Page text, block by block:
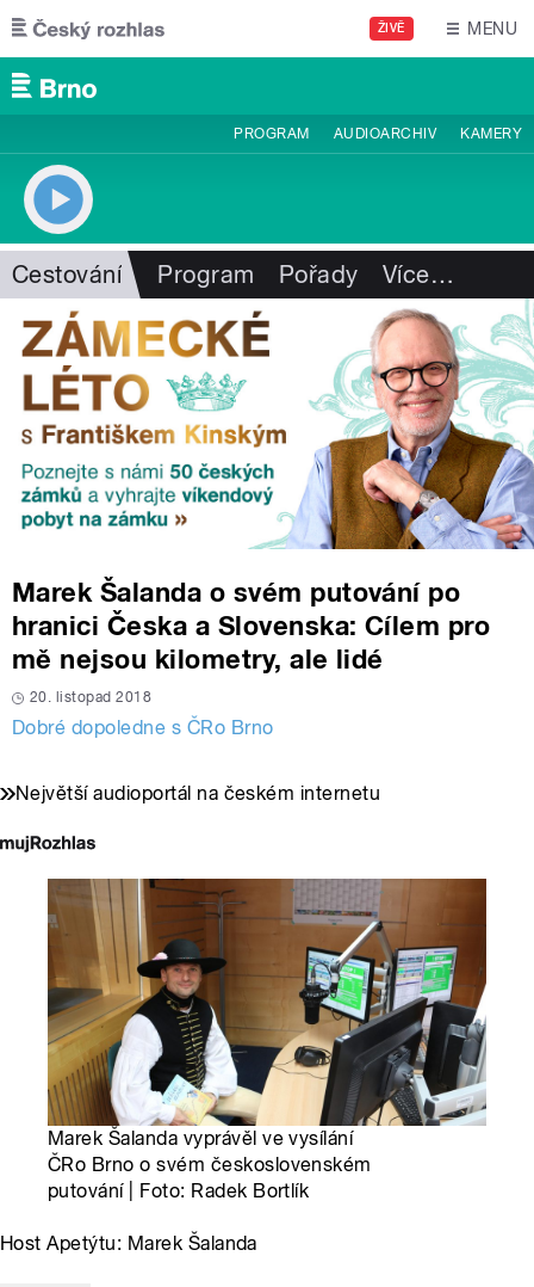
Přejít k hlavnímu obsahu
ŽIVĚ MENU
PROGRAM AUDIOARCHIV KAMERY
Cestování Program Pořady Více…
Marek Šalanda o svém putování po
hranici Česka a Slovenska: Cílem pro
mě nejsou kilometry, ale lidé
20. listopad 2018
Dobré dopoledne s ČRo Brno
Největší audioportál na českém internetu
Marek Šalanda vyprávěl ve vysílání
ČRo Brno o svém československém
putování | Foto: Radek Bortlík
Host Apetýtu: Marek Šalanda